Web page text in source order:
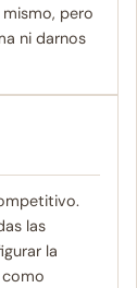
pero
ni darnos
las
la